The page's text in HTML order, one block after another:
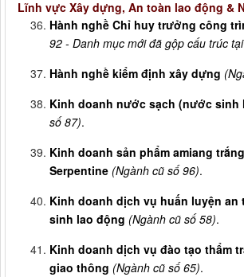
Lĩnh vực Xây dựng, An toàn lao động &
Hành nghề Chỉ huy trưởng công
92 - Danh mục mới đã gộp cấu trúc
Hành nghề kiểm định xây dựng
Kinh doanh nước sạch (nước sinh
số 87).
Kinh doanh sản phẩm amiang
Serpentine (Ngành cũ số 96).
Kinh doanh dịch vụ huấn luyện an
sinh lao động (Ngành cũ số 58).
Kinh doanh dịch vụ đào tạo thẩm
giao thông (Ngành cũ số 65).